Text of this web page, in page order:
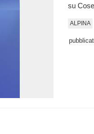
su
ALPINA